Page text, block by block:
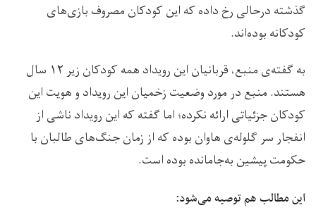
گذشته درحالی رخ داده که این کودکان مصروف بازی‌های
کودکانه‌ بوده‌‌اند.
به گفته‌ی منبع، قربانیان این رویداد همه کودکان زیر ۱۲ سال
هستند. منبع در مورد وضعیت زخمیان این رویداد و هویت این
کودکان جزئیاتی ارائه نکرده؛ اما گفته که این رویداد ناشی از
انفجار سر گلوله‌ی هاوان بوده که از زمان جنگ‌های طالبان با
حکومت پیشین به‌جامانده بوده است.
این مطالب هم توصیه می‌شود: